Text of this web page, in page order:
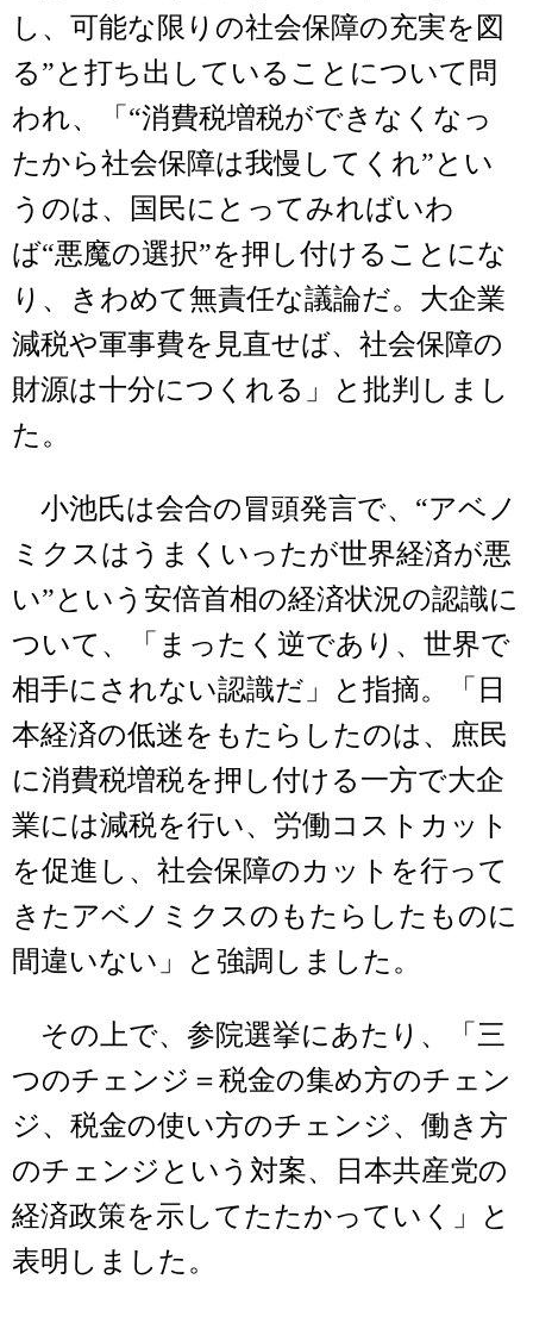
し、可能な限りの社会保障の充実を図
る”と打ち出していることについて問
われ、「“消費税増税ができなくなっ
たから社会保障は我慢してくれ”とい
うのは、国民にとってみればいわ
ば“悪魔の選択”を押し付けることにな
り、きわめて無責任な議論だ。大企業
減税や軍事費を見直せば、社会保障の
財源は十分につくれる」と批判しまし
た。
小池氏は会合の冒頭発言で、“アベノ
ミクスはうまくいったが世界経済が悪
い”という安倍首相の経済状況の認識に
ついて、「まったく逆であり、世界で
相手にされない認識だ」と指摘。「日
本経済の低迷をもたらしたのは、庶民
に消費税増税を押し付ける一方で大企
業には減税を行い、労働コストカット
を促進し、社会保障のカットを行って
きたアベノミクスのもたらしたものに
間違いない」と強調しました。
その上で、参院選挙にあたり、「三
つのチェンジ＝税金の集め方のチェン
ジ、税金の使い方のチェンジ、働き方
のチェンジという対案、日本共産党の
経済政策を示してたたかっていく」と
表明しました。